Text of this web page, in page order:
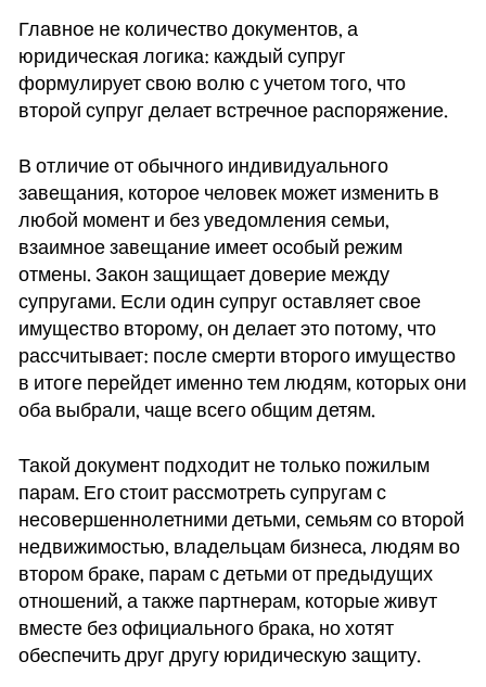
Главное не количество документов, а
юридическая логика: каждый супруг
формулирует свою волю с учетом того, что
второй супруг делает встречное распоряжение.
В отличие от обычного индивидуального
завещания, которое человек может изменить в
любой момент и без уведомления семьи,
взаимное завещание имеет особый режим
отмены. Закон защищает доверие между
супругами. Если один супруг оставляет свое
имущество второму, он делает это потому, что
рассчитывает: после смерти второго имущество
в итоге перейдет именно тем людям, которых они
оба выбрали, чаще всего общим детям.
Такой документ подходит не только пожилым
парам. Его стоит рассмотреть супругам с
несовершеннолетними детьми, семьям со второй
недвижимостью, владельцам бизнеса, людям во
втором браке, парам с детьми от предыдущих
отношений, а также партнерам, которые живут
вместе без официального брака, но хотят
обеспечить друг другу юридическую защиту.